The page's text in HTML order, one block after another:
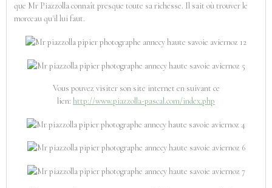
que Mr Piazzolla connaît presque toute sa richesse. Il sait où trouver le
morceau qu'il lui faut.
Vous pouvez visiter son site internet en suivant ce
lien: http://www.piazzolla-pascal.com/index.php